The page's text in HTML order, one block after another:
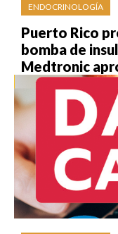
ENDOCRINOLOGÍA
Puerto Rico
bomba de
Medtronic